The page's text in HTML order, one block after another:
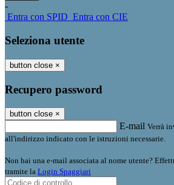
-
Entra con SPID Entra con CIE
Seleziona utente
button close ×
Recupero password
button close ×
E-mail Verrà
all'indirizzo indicato con le istruzioni necessarie.
Non hai una e-mail associata al nome utente?
tramite la Login Spaggiari